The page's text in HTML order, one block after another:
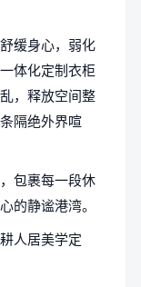
缓身心，弱化
体化定制衣柜
，释放空间整
隔绝外界喧
包裹每一段休
的静谧港湾。
人居美学定